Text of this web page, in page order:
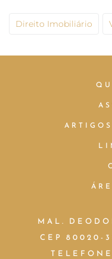
Direito Imobiliário
MAL.
CEP 80020-